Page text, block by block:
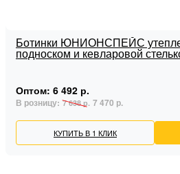
Ботинки ЮНИОНСПЕЙС
подноском и кевларовой
Оптом: 6 492 р.
В розницу: 7 638 р. 7 470 р.
КУПИТЬ В 1 КЛИК